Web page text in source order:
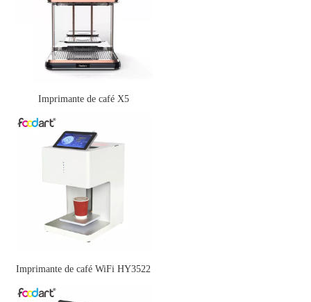
Imprimante de café X5
Imprimante de café WiFi HY3522